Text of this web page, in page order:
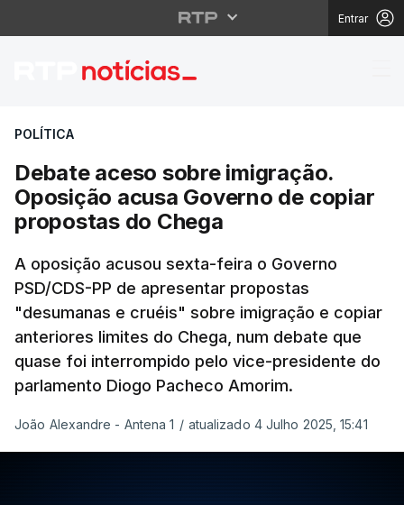
Entrar
Debate aceso sobre
POLÍTICA
Debate aceso sobre imigração.
Oposição acusa Governo de copiar
propostas do Chega
A oposição acusou sexta-feira o Governo
PSD/CDS-PP de apresentar propostas
"desumanas e cruéis" sobre imigração e copiar
anteriores limites do Chega, num debate que
quase foi interrompido pelo vice-presidente do
parlamento Diogo Pacheco Amorim.
João Alexandre - Antena 1 / atualizado 4 Julho 2025, 15:41